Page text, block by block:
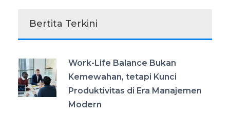
Bertita Terkini
Work-Life Balance Bukan
Kemewahan, tetapi Kunci
Produktivitas di Era Manajemen
Modern